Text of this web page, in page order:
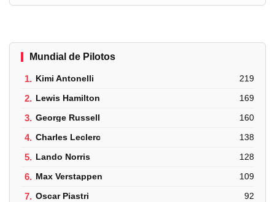
Mundial de Pilotos
1. Kimi Antonelli 219
2. Lewis Hamilton 169
3. George Russell 160
4. Charles Leclerc 138
5. Lando Norris 128
6. Max Verstappen 109
7. Oscar Piastri 92